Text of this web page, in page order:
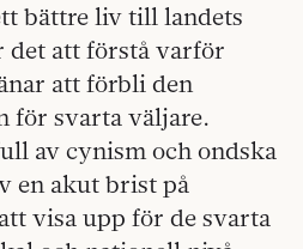
bättre liv till landets
det att förstå varför
att förbli den
för svarta väljare.
av cynism och ondska
en akut brist på
visa upp för de svarta